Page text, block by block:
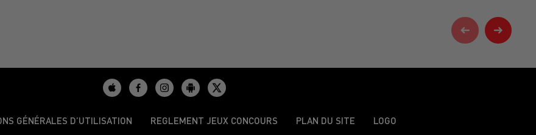
GÉNÉRALES D’UTILISATION REGLEMENT JEUX CONCOURS PLAN DU SITE LOGO